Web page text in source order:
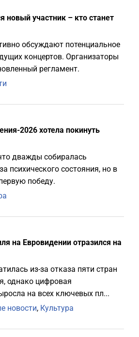
новый участник – кто станет
обсуждают потенциальное
концертов. Организаторы
регламент.
2026 хотела покинуть
дважды собиралась
психического состояния, но в
победу.
на Евровидении отразился на
из-за отказа пяти стран
однако цифровая
на всех ключевых пл...
новости, Культура